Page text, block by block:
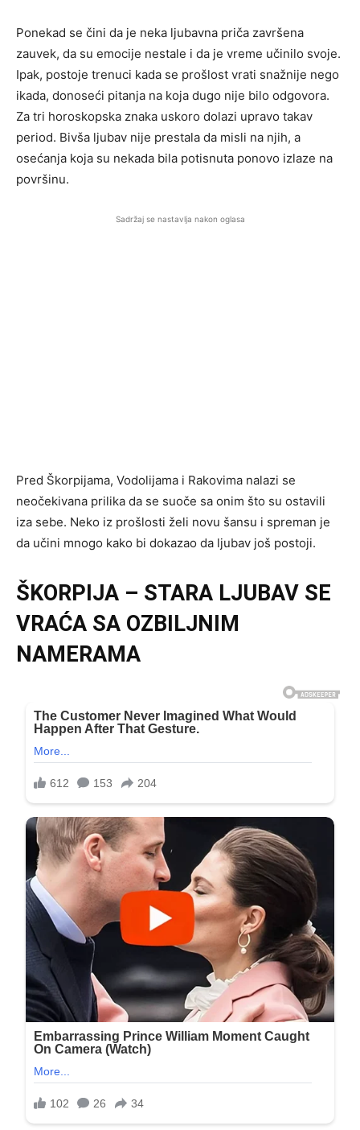
Ponekad se čini da je neka ljubavna priča završena
zauvek, da su emocije nestale i da je vreme učinilo svoje.
Ipak, postoje trenuci kada se prošlost vrati snažnije nego
ikada, donoseći pitanja na koja dugo nije bilo odgovora.
Za tri horoskopska znaka uskoro dolazi upravo takav
period. Bivša ljubav nije prestala da misli na njih, a
osećanja koja su nekada bila potisnuta ponovo izlaze na
površinu.
Sadržaj se nastavlja nakon oglasa
Pred Škorpijama, Vodolijama i Rakovima nalazi se
neočekivana prilika da se suoče sa onim što su ostavili
iza sebe. Neko iz prošlosti želi novu šansu i spreman je
da učini mnogo kako bi dokazao da ljubav još postoji.
ŠKORPIJA – STARA LJUBAV SE
VRAĆA SA OZBILJNIM
NAMERAMA